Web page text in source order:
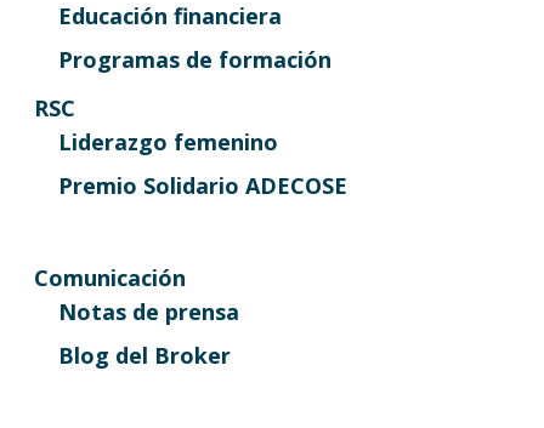
Educación financiera
Programas de formación
RSC
Liderazgo femenino
Premio Solidario ADECOSE
Comunicación
Notas de prensa
Blog del Broker